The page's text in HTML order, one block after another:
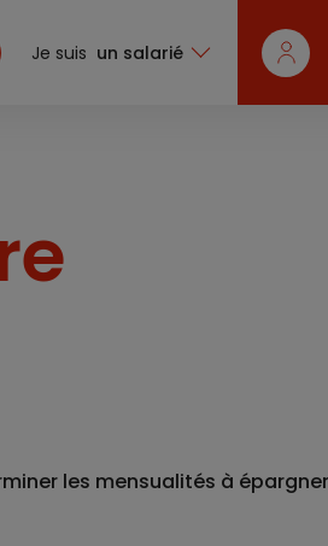
Je suis un salarié
les mensualités à épargner